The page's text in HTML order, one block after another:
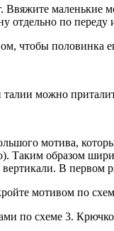
Ввяжите
отдельно по
чтобы половинка
можно
мотива,
Таким образом
В первом
мотивом по
по схеме 3.